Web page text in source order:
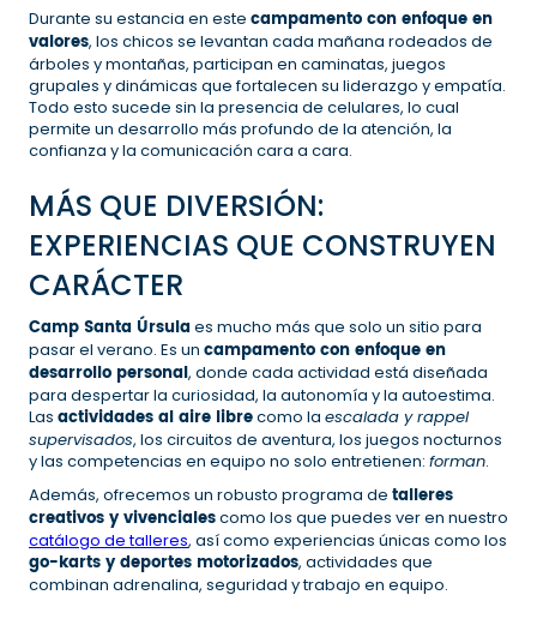
Durante su estancia en este campamento con enfoque en
valores, los chicos se levantan cada mañana rodeados de
árboles y montañas, participan en caminatas, juegos
grupales y dinámicas que fortalecen su liderazgo y empatía.
Todo esto sucede sin la presencia de celulares, lo cual
permite un desarrollo más profundo de la atención, la
confianza y la comunicación cara a cara.
MÁS QUE DIVERSIÓN:
EXPERIENCIAS QUE CONSTRUYEN
CARÁCTER
Camp Santa Úrsulaes mucho más que solo un sitio para
pasar el verano. Es un campamento con enfoque en
desarrollo personal, donde cada actividad está diseñada
para despertar la curiosidad, la autonomía y la autoestima.
Las actividades al aire librecomo la escalada y rappel
supervisados, los circuitos de aventura, los juegos nocturnos
y las competencias en equipo no solo entretienen: forman.
Además, ofrecemos un robusto programa de talleres
creativos y vivencialescomo los que puedes ver en nuestro
catálogo de talleres, así como experiencias únicas como los
go-karts y deportes motorizados, actividades que
combinan adrenalina, seguridad y trabajo en equipo.